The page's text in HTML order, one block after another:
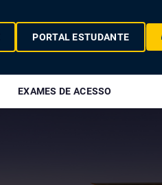
PORTAL ESTUDANTE
EXAMES DE ACESSO